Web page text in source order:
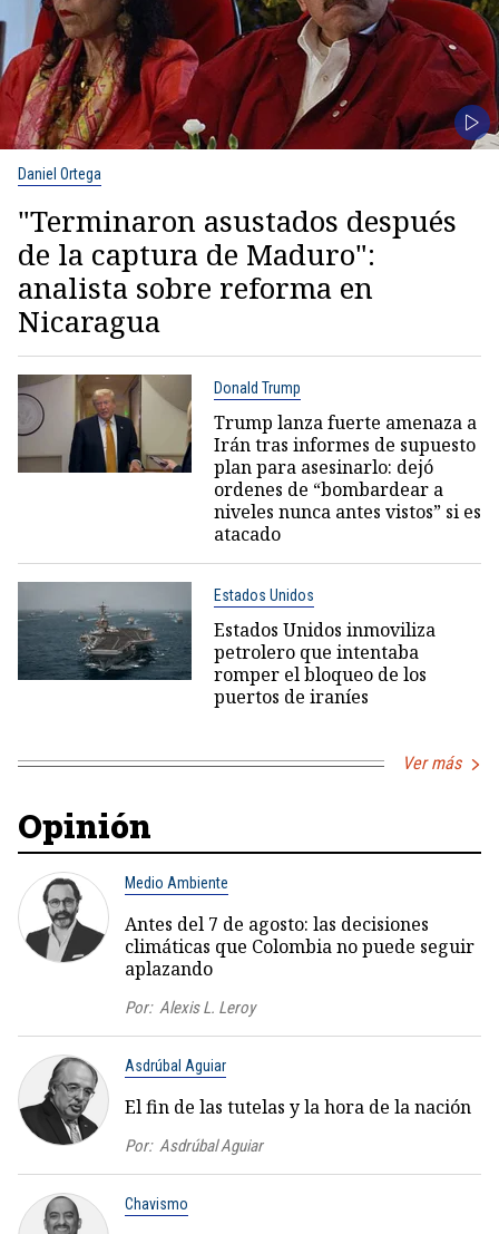
Daniel Ortega
"Terminaron asustados después
de la captura de Maduro":
analista sobre reforma en
Nicaragua
Donald Trump
Trump lanza fuerte amenaza a
Irán tras informes de supuesto
plan para asesinarlo: dejó
ordenes de “bombardear a
niveles nunca antes vistos” si es
atacado
Estados Unidos
Estados Unidos inmoviliza
petrolero que intentaba
romper el bloqueo de los
puertos de iraníes
Ver más
Opinión
Medio Ambiente
Antes del 7 de agosto: las decisiones
climáticas que Colombia no puede seguir
aplazando
Por: Alexis L. Leroy
Asdrúbal Aguiar
El fin de las tutelas y la hora de la nación
Por: Asdrúbal Aguiar
Chavismo